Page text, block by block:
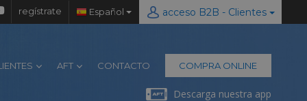
regístrate Español acceso B2B - Clientes
AFT CONTACTO COMPRA ONLINE
Descarga nuestra app